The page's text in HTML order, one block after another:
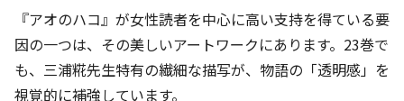
『アオのハコ』が女性読者を中心に高い支持を得ている要
因の一つは、その美しいアートワークにあります。23巻で
も、三浦糀先生特有の繊細な描写が、物語の「透明感」を
視覚的に補強しています。